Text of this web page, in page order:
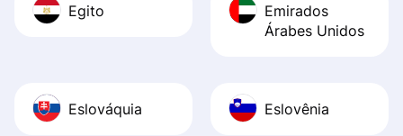
Egito
Emirados
Árabes Unidos
Eslováquia Eslovênia